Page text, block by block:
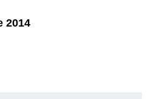
2014